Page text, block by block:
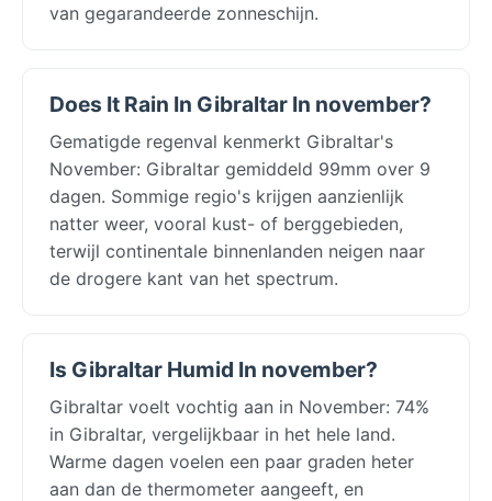
van gegarandeerde zonneschijn.
Does It Rain In Gibraltar In november?
Gematigde regenval kenmerkt Gibraltar's
November: Gibraltar gemiddeld 99mm over 9
dagen. Sommige regio's krijgen aanzienlijk
natter weer, vooral kust- of berggebieden,
terwijl continentale binnenlanden neigen naar
de drogere kant van het spectrum.
Is Gibraltar Humid In november?
Gibraltar voelt vochtig aan in November: 74%
in Gibraltar, vergelijkbaar in het hele land.
Warme dagen voelen een paar graden heter
aan dan de thermometer aangeeft, en